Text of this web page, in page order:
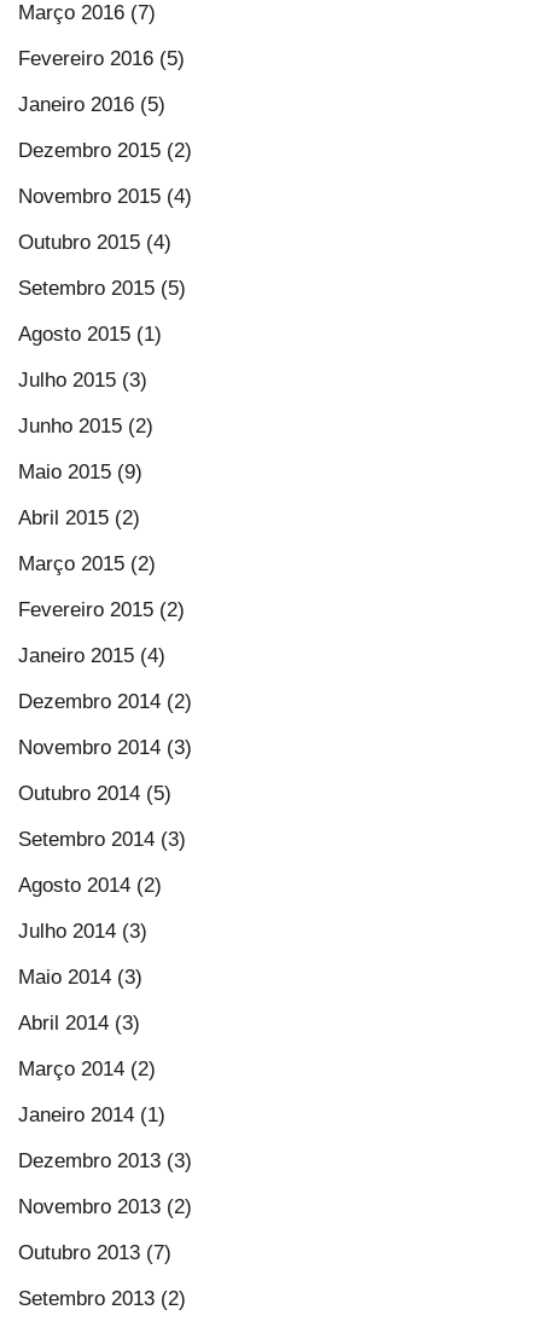
Março 2016 (7)
Fevereiro 2016 (5)
Janeiro 2016 (5)
Dezembro 2015 (2)
Novembro 2015 (4)
Outubro 2015 (4)
Setembro 2015 (5)
Agosto 2015 (1)
Julho 2015 (3)
Junho 2015 (2)
Maio 2015 (9)
Abril 2015 (2)
Março 2015 (2)
Fevereiro 2015 (2)
Janeiro 2015 (4)
Dezembro 2014 (2)
Novembro 2014 (3)
Outubro 2014 (5)
Setembro 2014 (3)
Agosto 2014 (2)
Julho 2014 (3)
Maio 2014 (3)
Abril 2014 (3)
Março 2014 (2)
Janeiro 2014 (1)
Dezembro 2013 (3)
Novembro 2013 (2)
Outubro 2013 (7)
Setembro 2013 (2)